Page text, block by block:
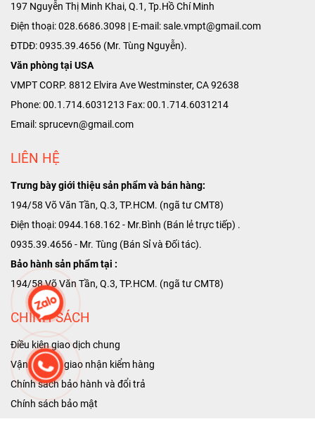
197 Nguyễn Thị Minh Khai, Q.1, Tp.Hồ Chí Minh
Điện thoại: 028.6686.3098 | E-mail: sale.vmpt@gmail.com
ĐTDĐ: 0935.39.4656 (Mr. Tùng Nguyễn).
Văn phòng tại USA
VMPT CORP. 8812 Elvira Ave Westminster, CA 92638
Phone: 00.1.714.6031213 Fax: 00.1.714.6031214
Email: sprucevn@gmail.com
LIÊN HỆ
Trưng bày giới thiệu sản phẩm và bán hàng:
194/58 Võ Văn Tần, Q.3, TP.HCM. (ngã tư CMT8)
Điện thoại: 0944.168.162 - Mr.Bình (Bán lẻ trực tiếp) .
0935.39.4656 - Mr. Tùng (Bán Sỉ và Đối tác).
Bảo hành sản phẩm tại :
194/58 Võ Văn Tần, Q.3, TP.HCM. (ngã tư CMT8)
CHÍNH SÁCH
Điều kiện giao dịch chung
Vận chuyển giao nhận kiểm hàng
Chính sách bảo hành và đổi trả
Chính sách bảo mật